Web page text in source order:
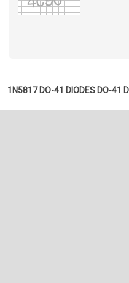
1N5817 DO-41 DIODES DO-41